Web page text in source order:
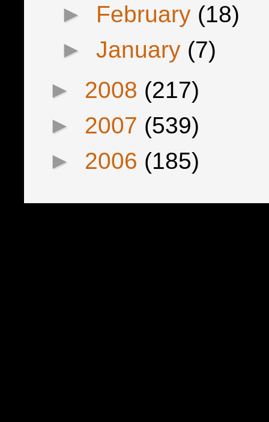
► February (18)
►January (7)
► 2008 (217)
► 2007 (539)
► 2006 (185)